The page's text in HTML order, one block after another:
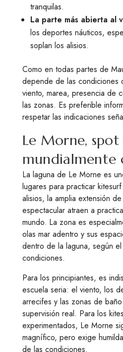
tranquilas.
La parte más abierta al
los deportes náuticos,
soplan los alisios.
Como en todas partes de
depende de las condiciones
viento, marea, presencia de
las zonas. Es preferible
respetar las indicaciones
Le Morne,
mundialmente
La laguna de Le Morne es
lugares para practicar
alisios, la amplia extensión
espectacular atraen a
mundo. La zona es
olas mar adentro y sus
dentro de la laguna, según el
condiciones.
Para los principiantes, es
escuela seria: el viento, los
arrecifes y las zonas de
supervisión real. Para los
experimentados, Le Morne
magnífico, pero exige
de las condiciones.